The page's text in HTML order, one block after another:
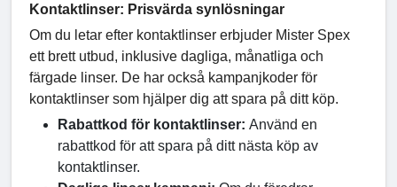
Kontaktlinser: Prisvärda synlösningar
Om du letar efter kontaktlinser erbjuder Mister Spex
ett brett utbud, inklusive dagliga, månatliga och
färgade linser. De har också kampanjkoder för
kontaktlinser som hjälper dig att spara på ditt köp.
Rabattkod för kontaktlinser: Använd en
rabattkod för att spara på ditt nästa köp av
kontaktlinser.